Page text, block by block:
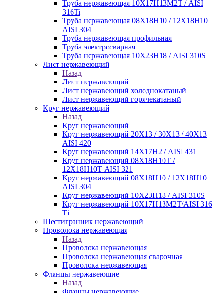
Труба нержавеющая 10Х17Н13М2Т / AISI
316Ti
Труба нержавеющая 08Х18Н10 / 12Х18Н10
AISI 304
Труба нержавеющая профильная
Труба электросварная
Труба нержавеющая 10Х23Н18 / AISI 310S
Лист нержавеющий
Назад
Лист нержавеющий
Лист нержавеющий холоднокатаный
Лист нержавеющий горячекатаный
Круг нержавеющий
Назад
Круг нержавеющий
Круг нержавеющий 20Х13 / 30Х13 / 40Х13
AISI 420
Круг нержавеющий 14Х17Н2 / AISI 431
Круг нержавеющий 08Х18Н10Т /
12Х18Н10Т AISI 321
Круг нержавеющий 08Х18Н10 / 12Х18Н10
AISI 304
Круг нержавеющий 10Х23Н18 / AISI 310S
Круг нержавеющий 10Х17Н13М2Т/AISI 316
Тi
Шестигранник нержавеющий
Проволока нержавеющая
Назад
Проволока нержавеющая
Проволока нержавеющая сварочная
Проволока нержавеющая
Фланцы нержавеющие
Назад
Фланцы нержавеющие